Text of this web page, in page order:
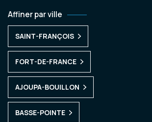
Affiner par ville
SAINT-FRANÇOIS
FORT-DE-FRANCE
AJOUPA-BOUILLON
BASSE-POINTE